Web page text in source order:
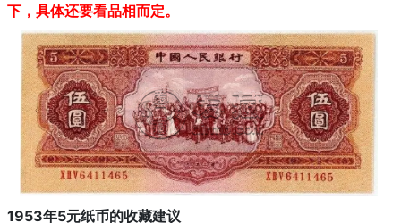
下，具体还要看品相而定。
1953年5元纸币的收藏建议